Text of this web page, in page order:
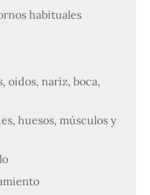
habituales
oidos, nariz, boca,
huesos, músculos y